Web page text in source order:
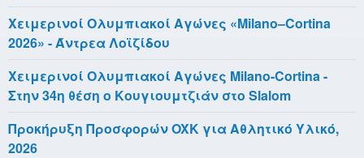
Χειμερινοί Ολυμπιακοί Αγώνες «Milano–Cortina
2026» - Άντρεα Λοϊζίδου
Χειμερινοί Ολυμπιακοί Αγώνες Milano-Cortina -
Στην 34η θέση ο Κουγιουμτζιάν στο Slalom
Προκήρυξη Προσφορών OXK για Αθλητικό Υλικό,
2026